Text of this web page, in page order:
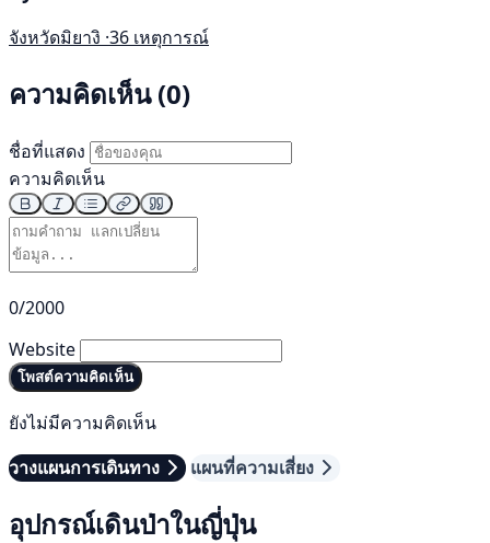
จังหวัดมิยางิ ·36 เหตุการณ์
ความคิดเห็น (0)
ชื่อที่แสดง
ความคิดเห็น
0/2000
Website
โพสต์ความคิดเห็น
ยังไม่มีความคิดเห็น
วางแผนการเดินทาง
แผนที่ความเสี่ยง
อุปกรณ์เดินป่าในญี่ปุ่น